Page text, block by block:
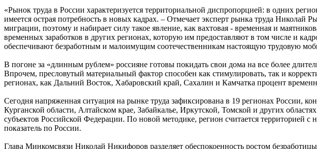
«Рынок труда в России характеризуется территориальной диспропорцией: в одних
имеется острая потребность в новых кадрах. – Отмечает эксперт рынка труда
миграции, поэтому и набирает силу такое явление, как вахтовая - временная и
временных заработков в других регионах, которую им предоставляют в том числе и
обеспечивают безработным и малоимущим соотечественникам настоящую трудовую
В погоне за «длинным рублем» россияне готовы покидать свои дома на все более
Впрочем, пресловутый материальный фактор способен как стимулировать, так и
регионах, как Дальний Восток, Хабаровский край, Сахалин и Камчатка процент
Сегодня напряженная ситуация на рынке труда зафиксирована в 19 регионах России,
Курганской области, Алтайском крае, Забайкалье, Иркутской, Томской и других
субъектов Российской Федерации. По новой методике, регион считается территорией
показатель по России.
Глава Минкомсвязи Николай Никифоров разделяет обеспокоенность ростом